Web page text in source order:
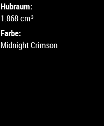
Hubraum:
1.868 cm³
Farbe:
Midnight Crimson